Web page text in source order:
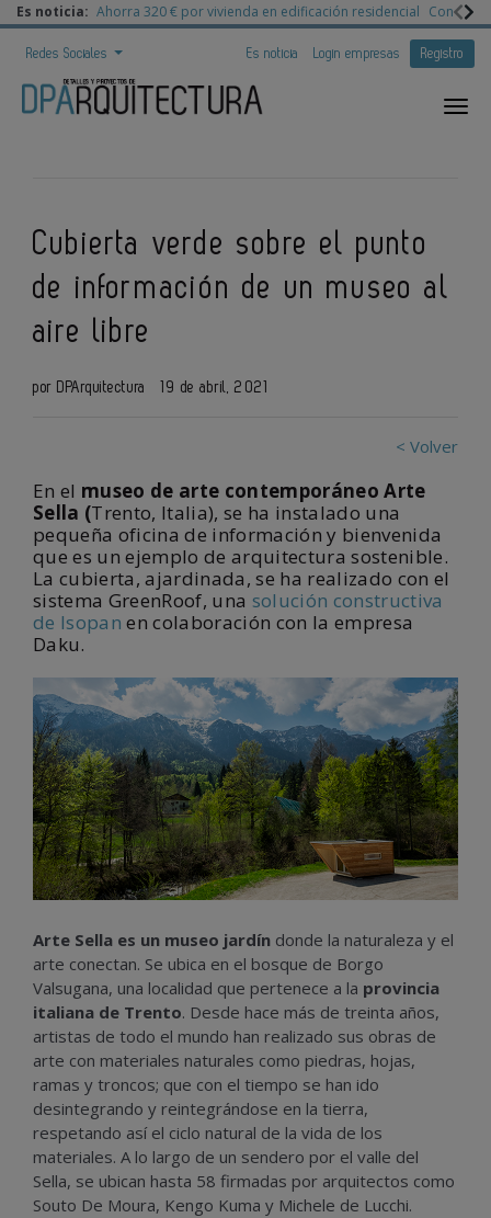
Es noticia: Ahorra 320 € por vivienda en edificación residencial
Redes Sociales Es noticia Login empresas Registro
Cubierta verde sobre el punto
de información de un museo al
aire libre
por DPArquitectura 19 de abril, 2021
< Volver
En el museo de arte contemporáneo Arte
Sella (Trento, Italia), se ha instalado una
pequeña oficina de información y bienvenida
que es un ejemplo de arquitectura sostenible.
La cubierta, ajardinada, se ha realizado con el
sistema GreenRoof, una solución constructiva
de Isopan en colaboración con la empresa
Daku.
Arte Sella es un museo jardín donde la naturaleza y el
arte conectan. Se ubica en el bosque de Borgo
Valsugana, una localidad que pertenece a la provincia
italiana de Trento. Desde hace más de treinta años,
artistas de todo el mundo han realizado sus obras de
arte con materiales naturales como piedras, hojas,
ramas y troncos; que con el tiempo se han ido
desintegrando y reintegrándose en la tierra,
respetando así el ciclo natural de la vida de los
materiales. A lo largo de un sendero por el valle del
Sella, se ubican hasta 58 firmadas por arquitectos como
Souto De Moura, Kengo Kuma y Michele de Lucchi.